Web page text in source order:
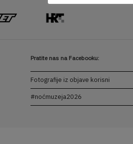
Pratite nas na Facebooku:
Fotografije iz objave korisni
#noćmuzeja2026